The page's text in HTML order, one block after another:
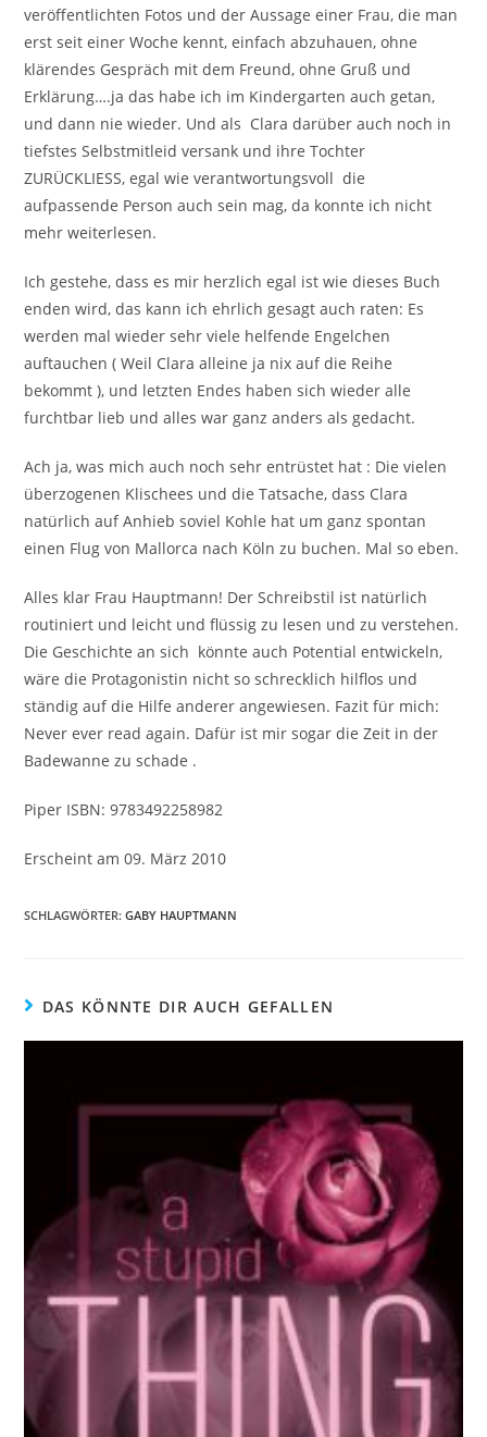
veröffentlichten Fotos und der Aussage einer Frau, die man
erst seit einer Woche kennt, einfach abzuhauen, ohne
klärendes Gespräch mit dem Freund, ohne Gruß und
Erklärung….ja das habe ich im Kindergarten auch getan,
und dann nie wieder. Und als Clara darüber auch noch in
tiefstes Selbstmitleid versank und ihre Tochter
ZURÜCKLIESS, egal wie verantwortungsvoll die
aufpassende Person auch sein mag, da konnte ich nicht
mehr weiterlesen.
Ich gestehe, dass es mir herzlich egal ist wie dieses Buch
enden wird, das kann ich ehrlich gesagt auch raten: Es
werden mal wieder sehr viele helfende Engelchen
auftauchen ( Weil Clara alleine ja nix auf die Reihe
bekommt ), und letzten Endes haben sich wieder alle
furchtbar lieb und alles war ganz anders als gedacht.
Ach ja, was mich auch noch sehr entrüstet hat : Die vielen
überzogenen Klischees und die Tatsache, dass Clara
natürlich auf Anhieb soviel Kohle hat um ganz spontan
einen Flug von Mallorca nach Köln zu buchen. Mal so eben.
Alles klar Frau Hauptmann! Der Schreibstil ist natürlich
routiniert und leicht und flüssig zu lesen und zu verstehen.
Die Geschichte an sich könnte auch Potential entwickeln,
wäre die Protagonistin nicht so schrecklich hilflos und
ständig auf die Hilfe anderer angewiesen. Fazit für mich:
Never ever read again. Dafür ist mir sogar die Zeit in der
Badewanne zu schade .
Piper ISBN: 9783492258982
Erscheint am 09. März 2010
SCHLAGWÖRTER:GABY HAUPTMANN
DAS KÖNNTE DIR AUCH GEFALLEN